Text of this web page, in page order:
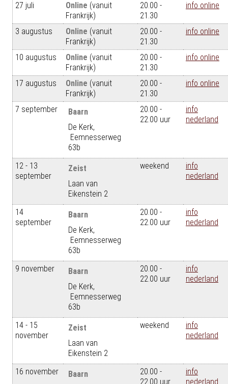
27 juli Online (vanuit
Frankrijk)
20.00 -
21.30
info online
3 augustus Online (vanuit
Frankrijk)
20.00 -
21.30
info online
10 augustus Online (vanuit
Frankrijk)
20.00 -
21.30
info online
17 augustus Online (vanuit
Frankrijk)
20.00 -
21.30
info online
7 september
Baarn
De Kerk,
Eemnesserweg
63b
20.00 -
22.00 uur
info
nederland
12 - 13
september
Zeist
Laan van
Eikenstein 2
weekend
info
nederland
14
september
Baarn
De Kerk,
Eemnesserweg
63b
20.00 -
22.00 uur
info
nederland
9 november
Baarn
De Kerk,
Eemnesserweg
63b
20.00 -
22.00 uur
info
nederland
14 - 15
november
Zeist
Laan van
Eikenstein 2
weekend
info
nederland
16 november Baarn
20.00 -
22.00 uur
info
nederland